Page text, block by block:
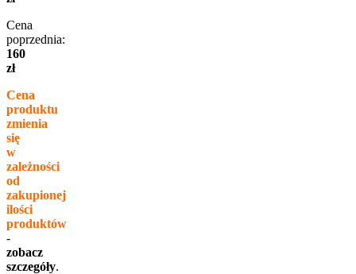
Cena
poprzednia:
160
zł
Cena
produktu
zmienia
się
w
zależności
od
zakupionej
ilości
produktów
-
zobacz
szczegóły.